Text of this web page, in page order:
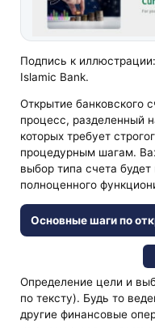
Подпись к
Islamic Bank.
Открытие банковского
процесс, разделенный
которых требует
процедурным шагам.
выбор типа счета
полноценного
Основные шаги по
Определение цели и
по тексту). Будь то
другие финансовые